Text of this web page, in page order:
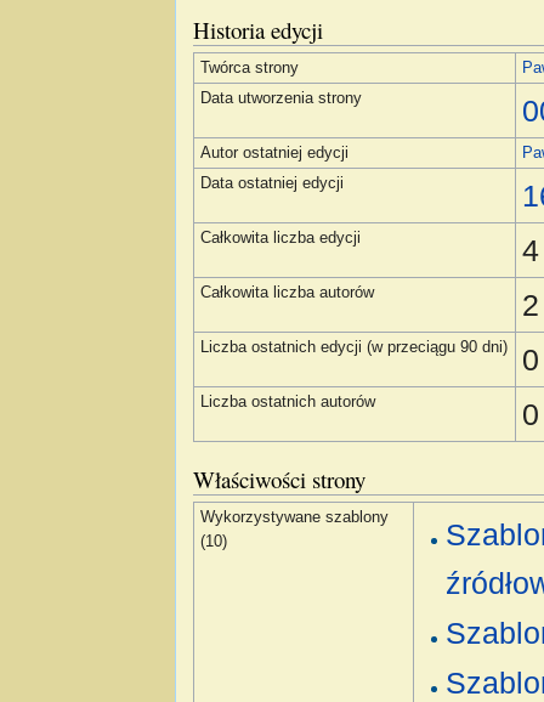
Historia edycji
Twórca strony
Data utworzenia strony
Autor ostatniej edycji
Data ostatniej edycji
Całkowita liczba edycji 4
Całkowita liczba autorów 2
Liczba ostatnich edycji (w przeciągu 90 dni) 0
Liczba ostatnich autorów 0
Właściwości strony
Wykorzystywane szablony
(10)